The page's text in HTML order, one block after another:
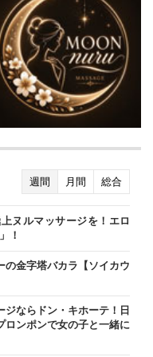
週間 月間 総合
ヌルマッサージを！エロ
！
の金字塔バカラ【ソイカウ
ジならドン・キホーテ！日
ロンポンで女の子と一緒に